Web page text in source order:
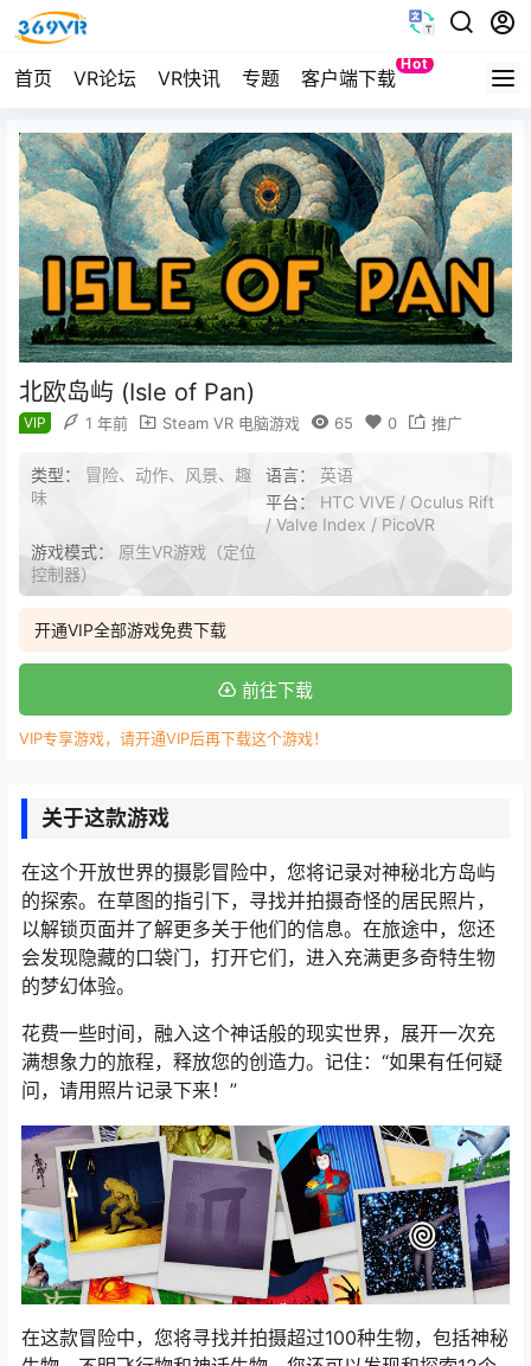
首页 VR论坛 VR快讯 专题 客户端下载
Hot
Quest
北欧岛屿 (Isle of Pan)
VIP 1 年前 Steam VR 电脑游戏 65 0 推广
类型： 冒险、动作、风景、趣
味
语言： 英语
平台： HTC VIVE / Oculus Rift
/ Valve Index / PicoVR
游戏模式： 原生VR游戏（定位
控制器）
开通VIP全部游戏免费下载
前往下载
VIP专享游戏，请开通VIP后再下载这个游戏！
关于这款游戏
在这个开放世界的摄影冒险中，您将记录对神秘北方岛屿
的探索。在草图的指引下，寻找并拍摄奇怪的居民照片，
以解锁页面并了解更多关于他们的信息。在旅途中，您还
会发现隐藏的口袋门，打开它们，进入充满更多奇特生物
的梦幻体验。
花费一些时间，融入这个神话般的现实世界，展开一次充
满想象力的旅程，释放您的创造力。记住：“如果有任何疑
问，请用照片记录下来！”
在这款冒险中，您将寻找并拍摄超过100种生物，包括神秘